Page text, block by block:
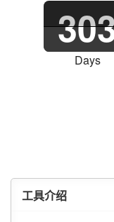
编码加密
网站导航
Days
工具介绍